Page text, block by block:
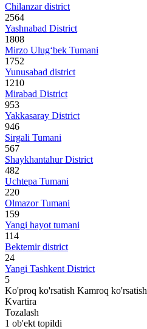
Chilanzar district
2564
Yashnabad District
1808
Mirzo Ulug‘bek Tumani
1752
Yunusabad district
1210
Mirabad District
953
Yakkasaray District
946
Sirgali Tumani
567
Shaykhantahur District
482
Uchtepa Tumani
220
Olmazor Tumani
159
Yangi hayot tumani
114
Bektemir district
24
Yangi Tashkent District
5
Ko'proq ko'rsatish Kamroq ko'rsatish
Kvartira
Tozalash
1 ob'ekt topildi